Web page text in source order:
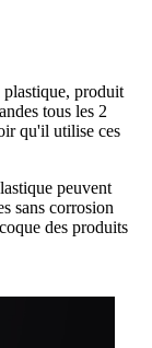
plastique, produit
tous les 2
qu'il utilise ces
peuvent
sans corrosion
des produits